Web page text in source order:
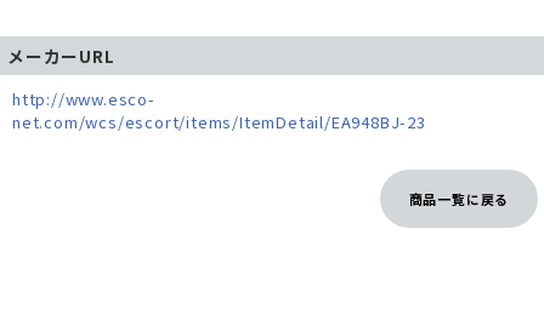
メーカーURL
http://www.esco-
net.com/wcs/escort/items/ItemDetail/EA948BJ-23
商品一覧に戻る